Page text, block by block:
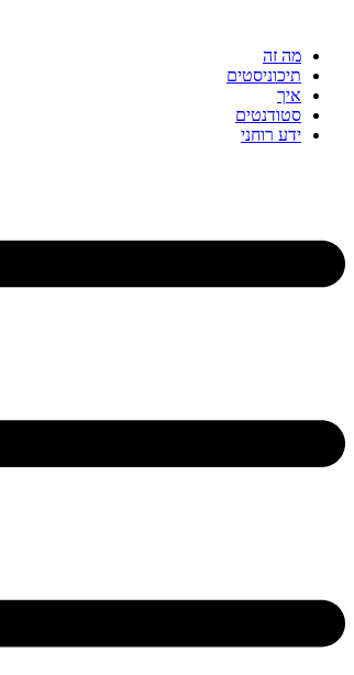
מה זה
תיכוניסטים
איך
סטודנטים
ידע רוחני